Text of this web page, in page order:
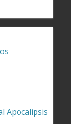
Apocalipsis